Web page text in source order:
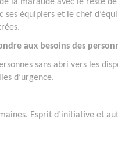
équipiers et le chef
aux besoins des
sans abri vers les
d’urgence.
Esprit d’initiative et